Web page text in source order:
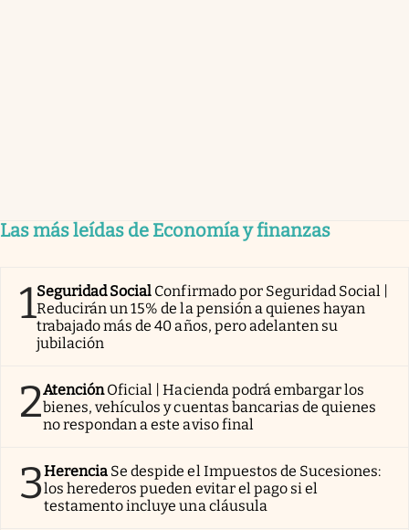
Las más leídas de Economía y finanzas
1Seguridad Social Confirmado por Seguridad Social |
Reducirán un 15% de la pensión a quienes hayan
trabajado más de 40 años, pero adelanten su
jubilación
2AtenciónOficial | Hacienda podrá embargar los
bienes, vehículos y cuentas bancarias de quienes
no respondan a este aviso final
3Herencia Se despide el Impuestos de Sucesiones:
los herederos pueden evitar el pago si el
testamento incluye una cláusula